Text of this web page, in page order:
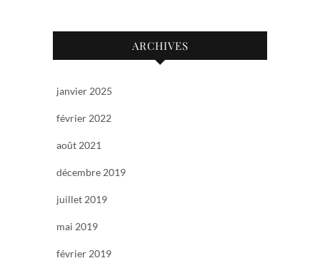
ARCHIVES
janvier 2025
février 2022
août 2021
décembre 2019
juillet 2019
mai 2019
février 2019